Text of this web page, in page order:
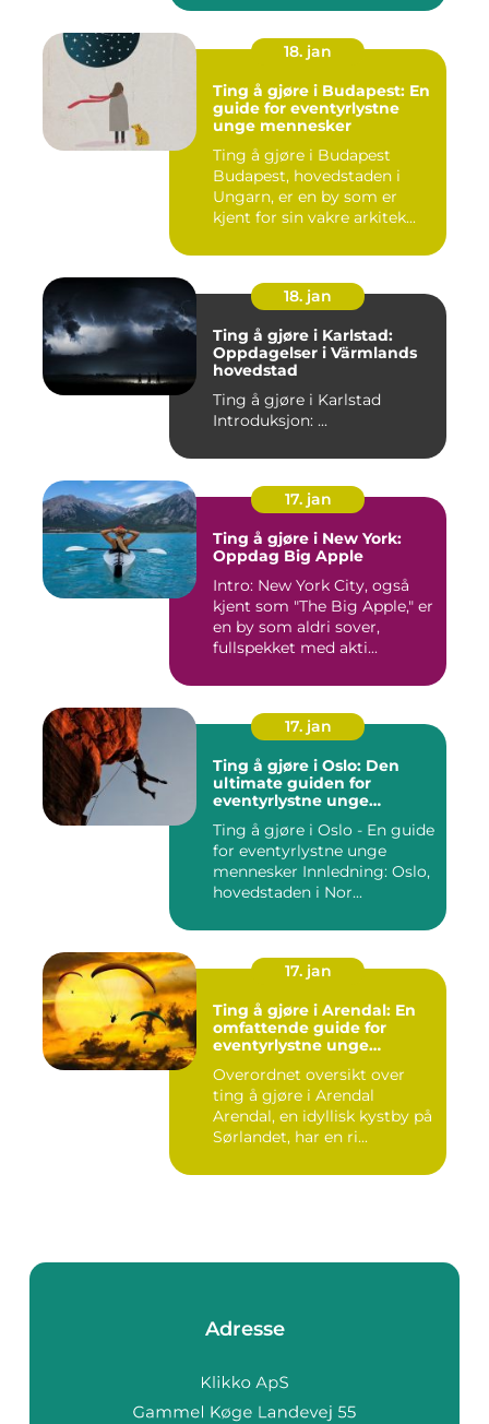
18. jan
Ting å gjøre i Budapest: En
guide for eventyrlystne
unge mennesker
Ting å gjøre i Budapest
Budapest, hovedstaden i
Ungarn, er en by som er
kjent for sin vakre arkitek...
18. jan
Ting å gjøre i Karlstad:
Oppdagelser i Värmlands
hovedstad
Ting å gjøre i Karlstad
Introduksjon: ...
17. jan
Ting å gjøre i New York:
Oppdag Big Apple
Intro: New York City, også
kjent som "The Big Apple," er
en by som aldri sover,
fullspekket med akti...
17. jan
Ting å gjøre i Oslo: Den
ultimate guiden for
eventyrlystne unge
Ting å gjøre i Oslo - En guide
for eventyrlystne unge
mennesker Innledning: Oslo,
hovedstaden i Nor...
17. jan
Ting å gjøre i Arendal: En
omfattende guide for
eventyrlystne unge
Overordnet oversikt over
ting å gjøre i Arendal
Arendal, en idyllisk kystby på
Sørlandet, har en ri...
Adresse